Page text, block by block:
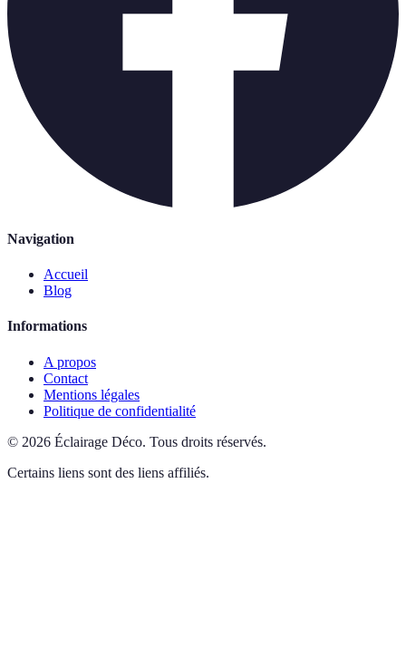
Navigation
Accueil
Blog
Informations
A propos
Contact
Mentions légales
Politique de confidentialité
© 2026 Éclairage Déco. Tous droits réservés.
Certains liens sont des liens affiliés.